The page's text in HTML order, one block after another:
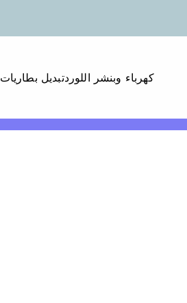
كهرباء وبنشر اللوردتبديل بطاريات